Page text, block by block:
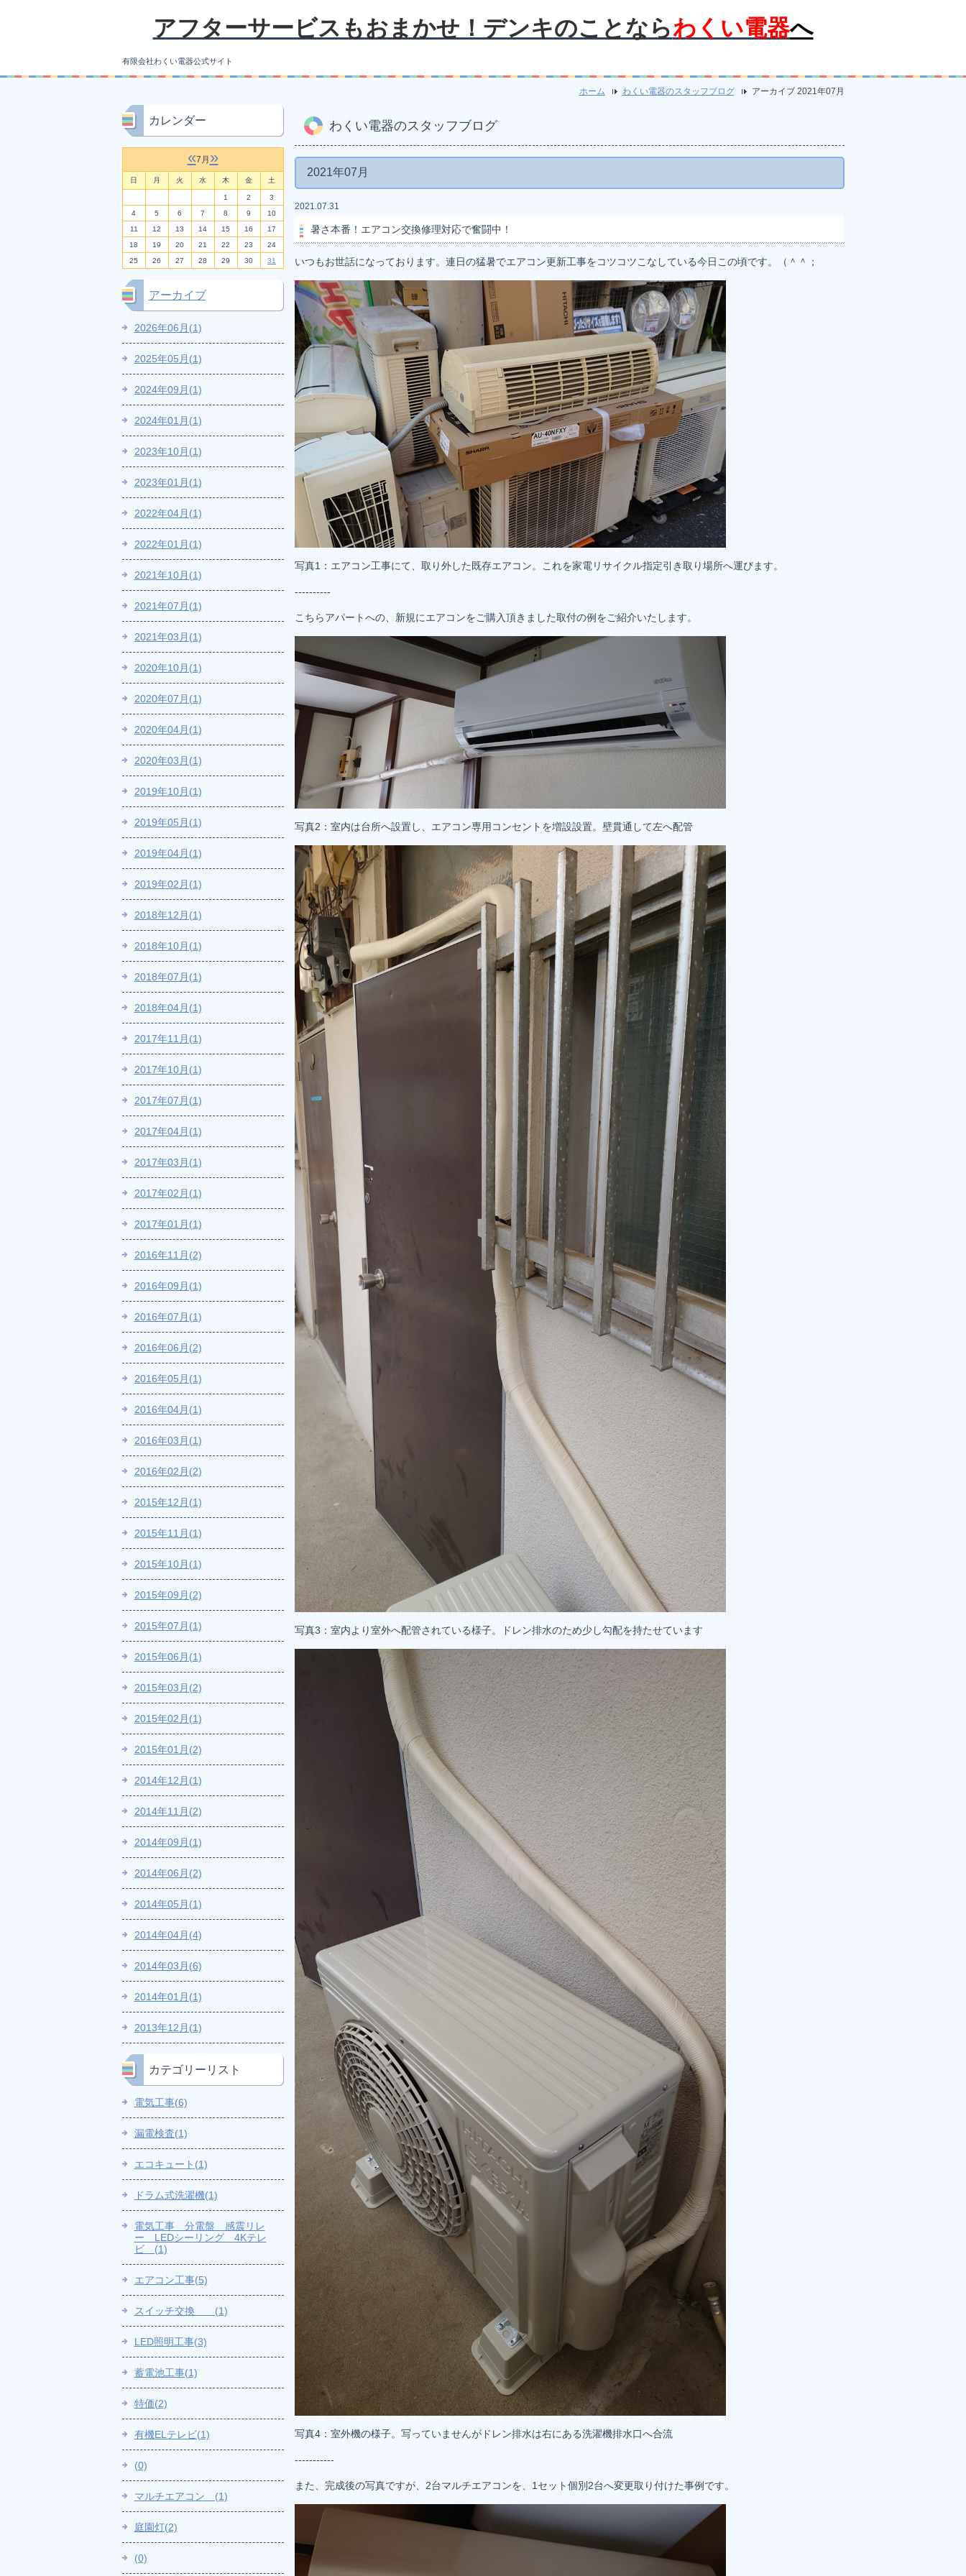
アフターサービスもおまかせ！デンキのことならわくい電器へ
有限会社わくい電器公式サイト
ホーム わくい電器のスタッフブログ アーカイブ 2021年07月
わくい電器のスタッフブログ
2021年07月
2021.07.31
暑さ本番！エアコン交換修理対応で奮闘中！
いつもお世話になっております。連日の猛暑でエアコン更新工事をコツコツこなしている今日この頃です。（＾＾；
写真1：エアコン工事にて、取り外した既存エアコン。これを家電リサイクル指定引き取り場所へ運びます。
----------
こちらアパートへの、新規にエアコンをご購入頂きました取付の例をご紹介いたします。
写真2：室内は台所へ設置し、エアコン専用コンセントを増設設置。壁貫通して左へ配管
写真3：室内より室外へ配管されている様子。ドレン排水のため少し勾配を持たせています
写真4：室外機の様子。写っていませんがドレン排水は右にある洗濯機排水口へ合流
-----------
また、完成後の写真ですが、2台マルチエアコンを、1セット個別2台へ変更取り付けた事例です。
カレンダー
«7月 »
日 月 火 水 木 金 土
1 2
3
4
5 6 7 8 9
10
11
12 13 14 15 16
17
18
19 20 21 22 23
24
25
26 27 28 29 30 31
アーカイブ
2026年06月(1)
2025年05月(1)
2024年09月(1)
2024年01月(1)
2023年10月(1)
2023年01月(1)
2022年04月(1)
2022年01月(1)
2021年10月(1)
2021年07月(1)
2021年03月(1)
2020年10月(1)
2020年07月(1)
2020年04月(1)
2020年03月(1)
2019年10月(1)
2019年05月(1)
2019年04月(1)
2019年02月(1)
2018年12月(1)
2018年10月(1)
2018年07月(1)
2018年04月(1)
2017年11月(1)
2017年10月(1)
2017年07月(1)
2017年04月(1)
2017年03月(1)
2017年02月(1)
2017年01月(1)
2016年11月(2)
2016年09月(1)
2016年07月(1)
2016年06月(2)
2016年05月(1)
2016年04月(1)
2016年03月(1)
2016年02月(2)
2015年12月(1)
2015年11月(1)
2015年10月(1)
2015年09月(2)
2015年07月(1)
2015年06月(1)
2015年03月(2)
2015年02月(1)
2015年01月(2)
2014年12月(1)
2014年11月(2)
2014年09月(1)
2014年06月(2)
2014年05月(1)
2014年04月(4)
2014年03月(6)
2014年01月(1)
2013年12月(1)
カテゴリーリスト
電気工事(6)
漏電検査(1)
エコキュート(1)
ドラム式洗濯機(1)
電気工事 分電盤 感震リレ
ー LEDシーリング 4Kテレ
ビ (1)
エアコン工事(5)
スイッチ交換 (1)
LED照明工事(3)
蓄電池工事(1)
特価(2)
有機ELテレビ(1)
(0)
マルチエアコン (1)
庭園灯(2)
(0)